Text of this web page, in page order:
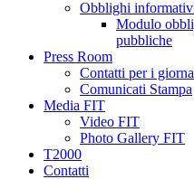
Obblighi
Modulo
pubbliche
Press Room
Contatti per i
Comunicati Stampa
Media FIT
Video FIT
Photo Gallery FIT
T2000
Contatti